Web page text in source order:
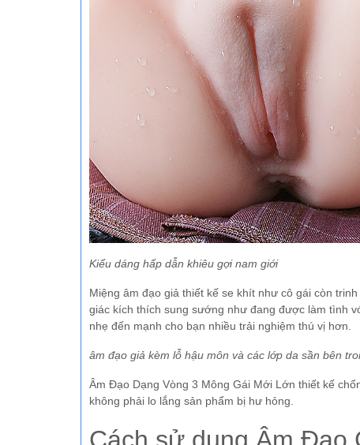
Kiểu dáng hấp dẫn khiêu gợi nam giới
Miệng âm đạo giả thiết kế se khít như cô gái còn
giác kích thích sung sướng như đang được làm tình
nhẹ đến mạnh cho bạn nhiều trải nghiệm thú vị hơn.
âm đạo giả kèm lỗ hậu môn và các lớp da sần bên
Âm Đạo Dạng Vòng 3 Mông Gái Mới Lớn thiết kế
không phải lo lắng sản phẩm bị hư hỏng.
Cách sử dụng Âm Đạo